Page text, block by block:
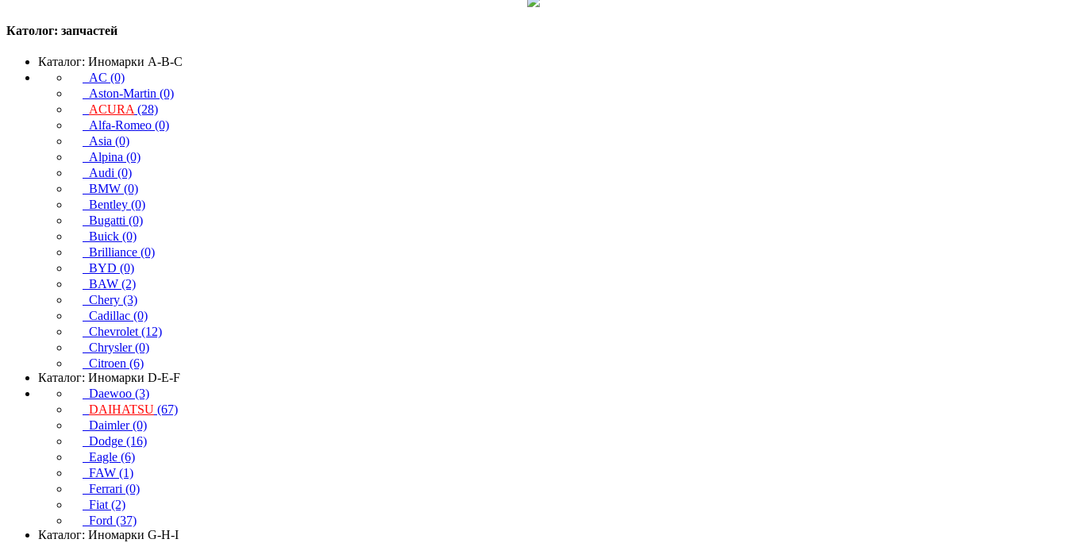
Католог: запчастей
Каталог: Иномарки A-B-C
AC (0)
Aston-Martin (0)
ACURA (28)
Alfa-Romeo (0)
Asia (0)
Alpina (0)
Audi (0)
BMW (0)
Bentley (0)
Bugatti (0)
Buick (0)
Brilliance (0)
BYD (0)
BAW (2)
Chery (3)
Cadillac (0)
Chevrolet (12)
Chrysler (0)
Citroen (6)
Каталог: Иномарки D-E-F
Daewoo (3)
DAIHATSU (67)
Daimler (0)
Dodge (16)
Eagle (6)
FAW (1)
Ferrari (0)
Fiat (2)
Ford (37)
Каталог: Иномарки G-H-I